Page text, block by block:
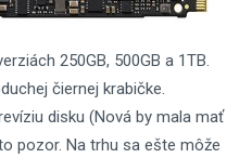
250GB, 500GB a 1TB.
čiernej krabičke.
disku (Nová by mala mať
pozor. Na trhu sa ešte môže